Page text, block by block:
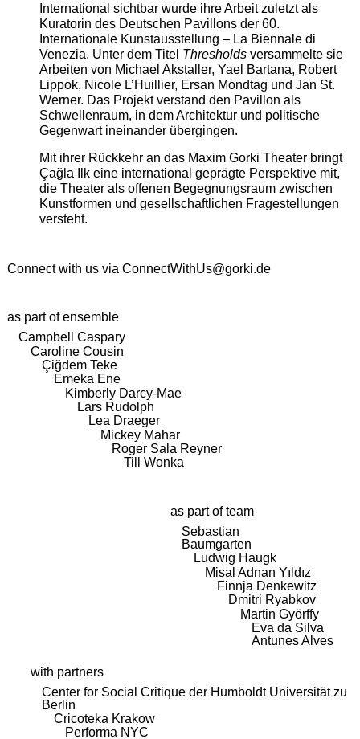
International sichtbar wurde ihre Arbeit zuletzt als
Kuratorin des Deutschen Pavillons der 60.
Internationale Kunstausstellung – La Biennale di
Venezia. Unter dem Titel Thresholdsversammelte sie
Arbeiten von Michael Akstaller, Yael Bartana, Robert
Lippok, Nicole L’Huillier, Ersan Mondtag und Jan St.
Werner. Das Projekt verstand den Pavillon als
Schwellenraum, in dem Architektur und politische
Gegenwart ineinander übergingen.
Mit ihrer Rückkehr an das Maxim Gorki Theater bringt
Çağla Ilk eine international geprägte Perspektive mit,
die Theater als offenen Begegnungsraum zwischen
Kunstformen und gesellschaftlichen Fragestellungen
versteht.
Connect with us via ConnectWithUs@gorki.de
as part of ensemble
Campbell Caspary
Caroline Cousin
Çiğdem Teke
Emeka Ene
Kimberly Darcy-Mae
Lars Rudolph
Lea Draeger
Mickey Mahar
Roger Sala Reyner
Till Wonka
as part of team
Sebastian
Baumgarten
Ludwig Haugk
Misal Adnan Yıldız
Finnja Denkewitz
Dmitri Ryabkov
Martin Györffy
Eva da Silva
Antunes Alves
with partners
Center for Social Critique der Humboldt Universität zu
Berlin
Cricoteka Krakow
Performa NYC